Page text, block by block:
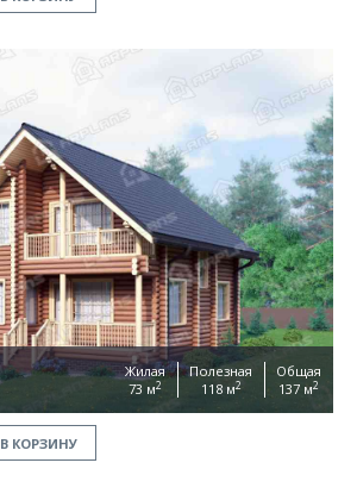
Жилая
73 м2
Полезная
118 м2
Общая
137 м2
В КОРЗИНУ